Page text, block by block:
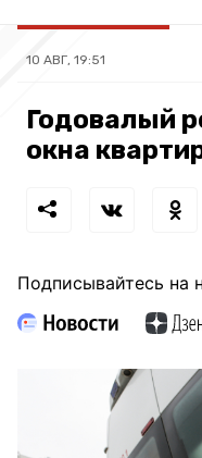
10 АВГ, 19:51
Годовалый
окна
Подписывайтесь на